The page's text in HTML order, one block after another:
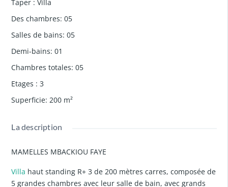
Taper : Villa
Des chambres: 05
Salles de bains: 05
Demi-bains: 01
Chambres totales: 05
Etages : 3
Superficie: 200 m²
La description
MAMELLES MBACKIOU FAYE
Villa haut standing R+ 3 de 200 mètres carres, composée de
5 grandes chambres avec leur salle de bain, avec grands